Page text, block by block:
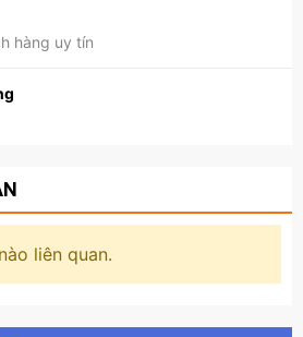
hàng uy tín
liên quan.